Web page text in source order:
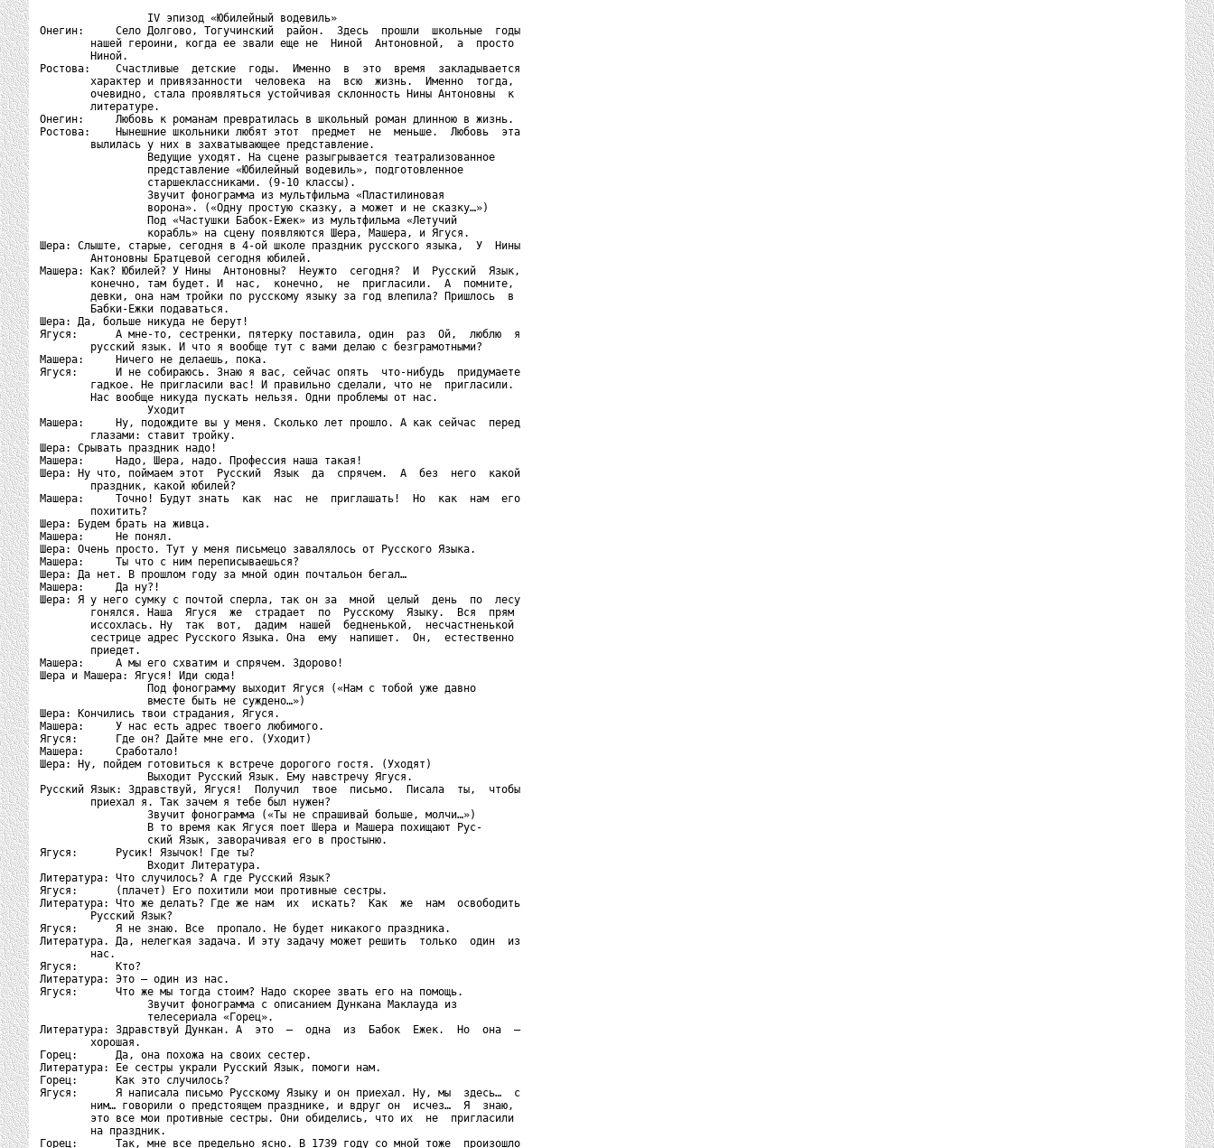
                 IV эпизод «Юбилейный водевиль»
Онегин:     Село Долгово, Тогучинский  район.  Здесь  прошли  школьные  годы
        нашей героини, когда ее звали еще не  Ниной  Антоновной,  а  просто
        Ниной.
Ростова:    Счастливые  детские  годы.  Именно  в  это  время  закладывается
        характер и привязанности  человека  на  всю  жизнь.  Именно  тогда,
        очевидно, стала проявляться устойчивая склонность Нины Антоновны  к
        литературе.
Онегин:     Любовь к романам превратилась в школьный роман длинною в жизнь.
Ростова:    Нынешние школьники любят этот  предмет  не  меньше.  Любовь  эта
        вылилась у них в захватывающее представление.
                 Ведущие уходят. На сцене разыгрывается театрализованное
                 представление «Юбилейный водевиль», подготовленное
                 старшеклассниками. (9-10 классы).
                 Звучит фонограмма из мультфильма «Пластилиновая
                 ворона». («Одну простую сказку, а может и не сказку…»)
                 Под «Частушки Бабок-Ежек» из мультфильма «Летучий
                 корабль» на сцену появляются Шера, Машера, и Ягуся.
Шера: Слыште, старые, сегодня в 4-ой школе праздник русского языка,  У  Нины
        Антоновны Братцевой сегодня юбилей.
Машера: Как? Юбилей? У Нины  Антоновны?  Неужто  сегодня?  И  Русский  Язык,
        конечно, там будет. И  нас,  конечно,  не  пригласили.  А  помните,
        девки, она нам тройки по русскому языку за год влепила? Пришлось  в
        Бабки-Ежки подаваться.
Шера: Да, больше никуда не берут!
Ягуся:      А мне-то, сестренки, пятерку поставила, один  раз  Ой,  люблю  я
        русский язык. И что я вообще тут с вами делаю с безграмотными?
Машера:     Ничего не делаешь, пока.
Ягуся:      И не собираюсь. Знаю я вас, сейчас опять  что-нибудь  придумаете
        гадкое. Не пригласили вас! И правильно сделали, что не  пригласили.
        Нас вообще никуда пускать нельзя. Одни проблемы от нас.
                 Уходит
Машера:     Ну, подождите вы у меня. Сколько лет прошло. А как сейчас  перед
        глазами: ставит тройку.
Шера: Срывать праздник надо!
Машера:     Надо, Шера, надо. Профессия наша такая!
Шера: Ну что, поймаем этот  Русский  Язык  да  спрячем.  А  без  него  какой
        праздник, какой юбилей?
Машера:     Точно! Будут знать  как  нас  не  приглашать!  Но  как  нам  его
        похитить?
Шера: Будем брать на живца.
Машера:     Не понял.
Шера: Очень просто. Тут у меня письмецо завалялось от Русского Языка.
Машера:     Ты что с ним переписываешься?
Шера: Да нет. В прошлом году за мной один почтальон бегал…
Машера:     Да ну?!
Шера: Я у него сумку с почтой сперла, так он за  мной  целый  день  по  лесу
        гонялся. Наша  Ягуся  же  страдает  по  Русскому  Языку.  Вся  прям
        иссохлась. Ну  так  вот,  дадим  нашей  бедненькой,  несчастненькой
        сестрице адрес Русского Языка. Она  ему  напишет.  Он,  естественно
        приедет.
Машера:     А мы его схватим и спрячем. Здорово!
Шера и Машера: Ягуся! Иди сюда!
                 Под фонограмму выходит Ягуся («Нам с тобой уже давно
                 вместе быть не суждено…»)
Шера: Кончились твои страдания, Ягуся.
Машера:     У нас есть адрес твоего любимого.
Ягуся:      Где он? Дайте мне его. (Уходит)
Машера:     Сработало!
Шера: Ну, пойдем готовиться к встрече дорогого гостя. (Уходят)
                 Выходит Русский Язык. Ему навстречу Ягуся.
Русский Язык: Здравствуй, Ягуся!  Получил  твое  письмо.  Писала  ты,  чтобы
        приехал я. Так зачем я тебе был нужен?
                 Звучит фонограмма («Ты не спрашивай больше, молчи…»)
                 В то время как Ягуся поет Шера и Машера похищают Рус-
                 ский Язык, заворачивая его в простыню.
Ягуся:      Русик! Язычок! Где ты?
                 Входит Литература.
Литература: Что случилось? А где Русский Язык?
Ягуся:      (плачет) Его похитили мои противные сестры.
Литература: Что же делать? Где же нам  их  искать?  Как  же  нам  освободить
        Русский Язык?
Ягуся:      Я не знаю. Все  пропало. Не будет никакого праздника.
Литература. Да, нелегкая задача. И эту задачу может решить  только  один  из
        нас.
Ягуся:      Кто?
Литература: Это – один из нас.
Ягуся:      Что же мы тогда стоим? Надо скорее звать его на помощь.
                 Звучит фонограмма с описанием Дункана Маклауда из
                 телесериала «Горец».
Литература: Здравствуй Дункан. А  это  –  одна  из  Бабок  Ежек.  Но  она  –
        хорошая.
Горец:      Да, она похожа на своих сестер.
Литература: Ее сестры украли Русский Язык, помоги нам.
Горец:      Как это случилось?
Ягуся:      Я написала письмо Русскому Языку и он приехал. Ну, мы  здесь…  с
        ним… говорили о предстоящем празднике, и вдруг он  исчез…  Я  знаю,
        это все мои противные сестры. Они обиделись, что их  не  пригласили
        на праздник.
Горец:      Так, мне все предельно ясно. В 1739 году со мной тоже  произошло